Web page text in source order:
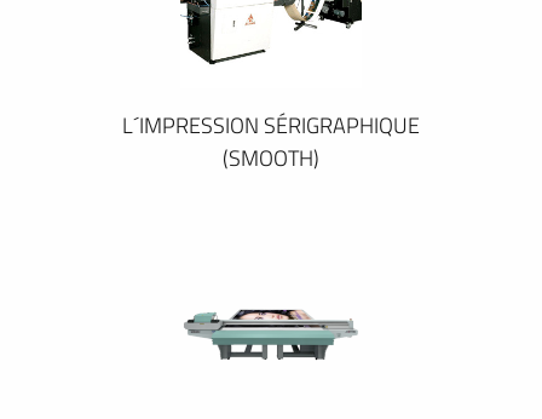
L´IMPRESSION SÉRIGRAPHIQUE
(SMOOTH)